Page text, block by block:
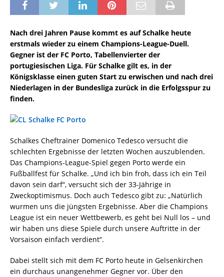
Nach drei Jahren Pause kommt es auf Schalke heute
erstmals wieder zu einem Champions-League-Duell.
Gegner ist der FC Porto, Tabellenvierter der
portugiesischen Liga. Für Schalke gilt es, in der
Königsklasse einen guten Start zu erwischen und nach drei
Niederlagen in der Bundesliga zurück in die Erfolgsspur zu
finden.
Schalkes Cheftrainer Domenico Tedesco versucht die
schlechten Ergebnisse der letzten Wochen auszublenden.
Das Champions-League-Spiel gegen Porto werde ein
Fußballfest für Schalke. „Und ich bin froh, dass ich ein Teil
davon sein darf“, versucht sich der 33-Jährige in
Zweckoptimismus. Doch auch Tedesco gibt zu: „Natürlich
wurmen uns die jüngsten Ergebnisse. Aber die Champions
League ist ein neuer Wettbewerb, es geht bei Null los – und
wir haben uns diese Spiele durch unsere Auftritte in der
Vorsaison einfach verdient“.
Dabei stellt sich mit dem FC Porto heute in Gelsenkirchen
ein durchaus unangenehmer Gegner vor. Über den